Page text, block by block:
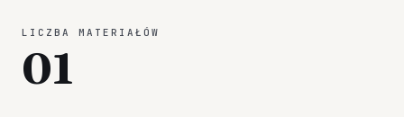
LICZBA MATERIAŁÓW
01